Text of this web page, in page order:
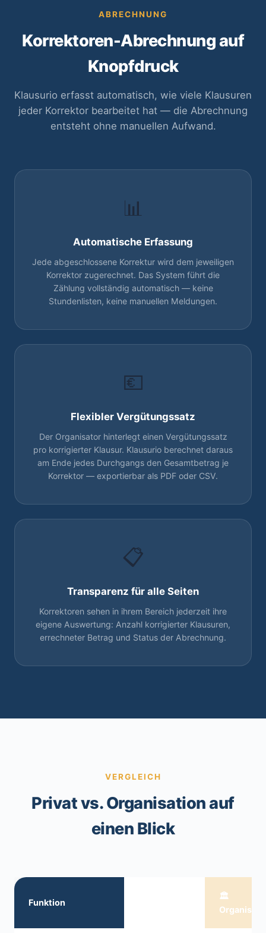
ABRECHNUNG
Korrektoren-Abrechnung auf
Knopfdruck
Klausurio erfasst automatisch, wie viele Klausuren
jeder Korrektor bearbeitet hat — die Abrechnung
entsteht ohne manuellen Aufwand.
📊
Automatische Erfassung
Jede abgeschlossene Korrektur wird dem jeweiligen
Korrektor zugerechnet. Das System führt die
Zählung vollständig automatisch — keine
Stundenlisten, keine manuellen Meldungen.
💶
Flexibler Vergütungssatz
Der Organisator hinterlegt einen Vergütungssatz
pro korrigierter Klausur. Klausurio berechnet daraus
am Ende jedes Durchgangs den Gesamtbetrag je
Korrektor — exportierbar als PDF oder CSV.
📋
Transparenz für alle Seiten
Korrektoren sehen in ihrem Bereich jederzeit ihre
eigene Auswertung: Anzahl korrigierter Klausuren,
errechneter Betrag und Status der Abrechnung.
VERGLEICH
Privat vs. Organisation auf
einen Blick
Funktion
🏛️